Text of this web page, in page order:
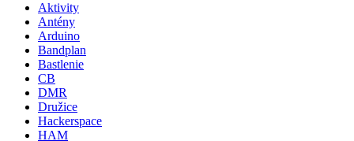
Aktivity
Antény
Arduino
Bandplan
Bastlenie
CB
DMR
Družice
Hackerspace
HAM